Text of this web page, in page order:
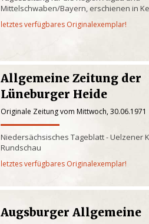
Mittelschwaben/Bayern, erschienen in
letztes verfügbares Originalexemplar!
Allgemeine Zeitung der
Lüneburger Heide
Originale Zeitung vom Mittwoch, 30.06.1971
Niedersächsisches Tageblatt - Uelzener
Rundschau
letztes verfügbares Originalexemplar!
Augsburger Allgemeine